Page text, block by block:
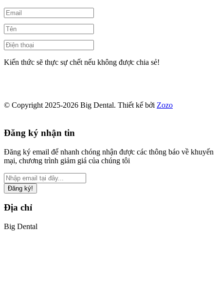
Kiến thức sẽ thực sự chết nếu không được chia sẻ!
© Copyright 2025-2026 Big Dental. Thiết kế bởi Zozo
Đăng ký nhận tin
Đăng ký email để nhanh chóng nhận được các thông báo về khuyến
mại, chương trình giảm giá của chúng tôi
Đăng ký!
Địa chỉ
Big Dental